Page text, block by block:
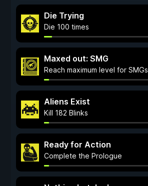
Die Trying
Die 100 times
Maxed out: SMG
Reach maximum level for SMGs
Aliens Exist
Kill 182 Blinks
Ready for Action
Complete the Prologue